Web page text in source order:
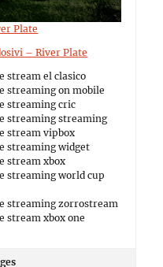
Plate
– River Plate
stream el clasico
streaming on mobile
streaming cric
streaming streaming
stream vipbox
streaming widget
stream xbox
streaming world cup
streaming zorrostream
stream xbox one